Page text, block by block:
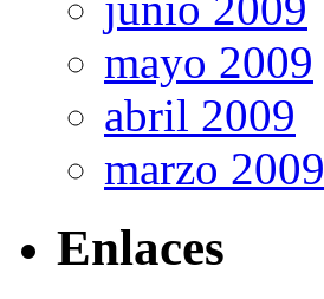
mayo 2009
abril 2009
marzo 2009
Enlaces